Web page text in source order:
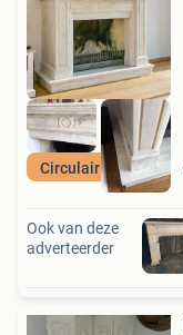
Circulair bouwen
Ook van deze
adverteerder